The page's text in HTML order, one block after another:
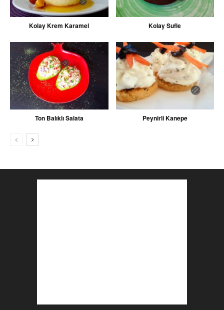
Kolay Krem Karamel Kolay Sufle
Ton Balıklı Salata Peynirli Kanepe